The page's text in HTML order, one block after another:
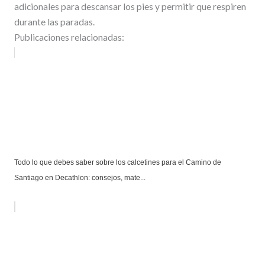
adicionales para descansar los pies y permitir que respiren
durante las paradas.
Publicaciones relacionadas:
Todo lo que debes saber sobre los calcetines para el Camino de
Santiago en Decathlon: consejos, mate...